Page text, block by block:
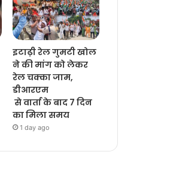
इटाढ़ी रेल गुमटी खोल
ने की मांग को लेकर
रेल चक्का जाम,
डीआरएम
से वार्ता के बाद 7 दिन
का मिला समय
1 day ago